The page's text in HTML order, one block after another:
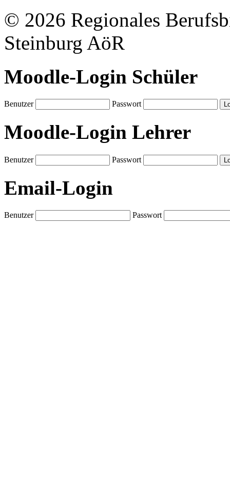
© 2026 Regionales
Steinburg AöR
Moodle-Login Schüler
Benutzer Passwort
Moodle-Login Lehrer
Benutzer Passwort
Email-Login
Benutzer Passwort